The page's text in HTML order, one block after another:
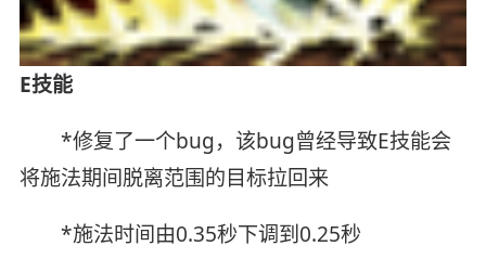
E技能
*修复了一个bug，该bug曾经导致E技能会
将施法期间脱离范围的目标拉回来
*施法时间由0.35秒下调到0.25秒